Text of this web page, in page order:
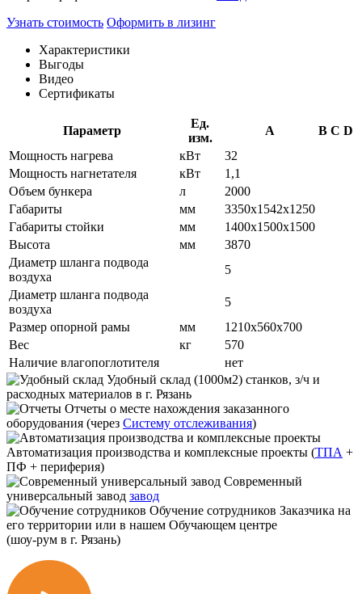
Узнать стоимость Оформить в лизинг
Характеристики
Выгоды
Видео
Сертификаты
Параметр
Ед.
изм.
A B C D
Мощность нагрева
кВт
32
Мощность нагнетателя
кВт
1,1
Объем бункера
л
2000
Габариты
мм
3350x1542x1250
Габариты стойки
мм
1400x1500x1500
Высота
мм
3870
Диаметр шланга подвода
воздуха
5
Диаметр шланга подвода
воздуха
5
Размер опорной рамы
мм
1210x560x700
Вес
кг
570
Наличие влагопоглотителя
нет
Удобный склад (1000м2) станков, з/ч и
расходных материалов в г. Рязань
Отчеты о месте нахождения заказанного
оборудования (через Систему отслеживания)
Автоматизация производства и комплексные проекты (ТПА +
ПФ + периферия)
Современный
универсальный завод завод
Обучение сотрудников Заказчика на
его территории или в нашем Обучающем центре
(шоу-рум в г. Рязань)